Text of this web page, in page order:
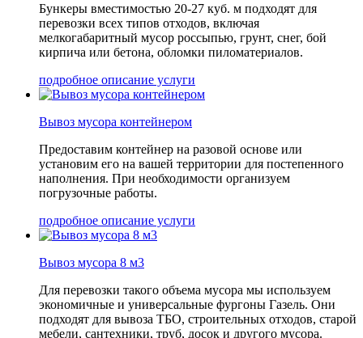
Бункеры вместимостью 20-27 куб. м подходят для
перевозки всех типов отходов, включая
мелкогабаритный мусор россыпью, грунт, снег, бой
кирпича или бетона, обломки пиломатериалов.
подробное описание услуги
Вывоз мусора контейнером
Предоставим контейнер на разовой основе или
установим его на вашей территории для постепенного
наполнения. При необходимости организуем
погрузочные работы.
подробное описание услуги
Вывоз мусора 8 м3
Для перевозки такого объема мусора мы используем
экономичные и универсальные фургоны Газель. Они
подходят для вывоза ТБО, строительных отходов, старой
мебели, сантехники, труб, досок и другого мусора.